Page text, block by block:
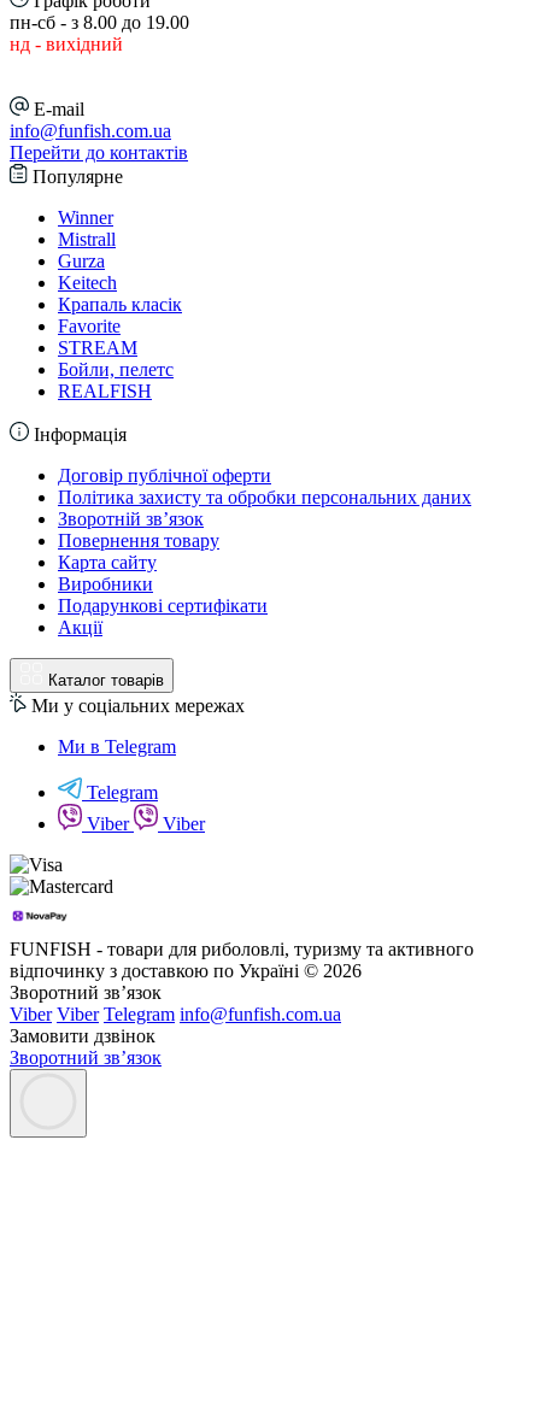
пн-сб - з 8.00 до 19.00
нд - вихідний
E-mail
info@funfish.com.ua
Перейти до контактів
Популярне
Winner
Mistrall
Gurza
Keitech
Крапаль класік
Favorite
STREAM
Бойли, пелетс
REALFISH
Інформація
Договір публічної оферти
Політика захисту та обробки персональних даних
Зворотній зв’язок
Повернення товару
Карта сайту
Виробники
Подарункові сертифікати
Акції
Каталог товарів
Ми у соціальних мережах
Ми в Telegram
Telegram
Viber
Viber
FUNFISH - товари для риболовлі, туризму та активного
відпочинку з доставкою по Україні © 2026
Зворотний зв’язок
Viber Viber Telegram info@funfish.com.ua
Замовити дзвінок
Зворотний зв’язок